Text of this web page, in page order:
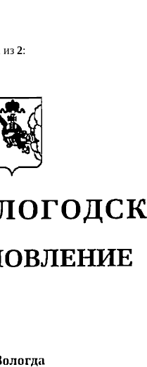
из 2: